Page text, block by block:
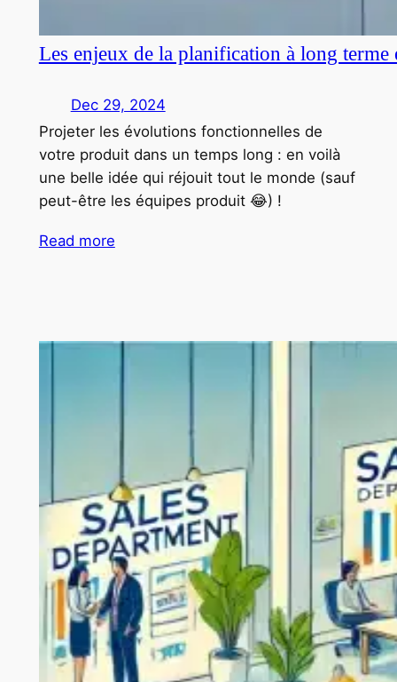
Les enjeux de la planification à long terme
Dec 29, 2024
Projeter les évolutions fonctionnelles de
votre produit dans un temps long : en voilà
une belle idée qui réjouit tout le monde (sauf
peut-être les équipes produit 😂) !
Read more